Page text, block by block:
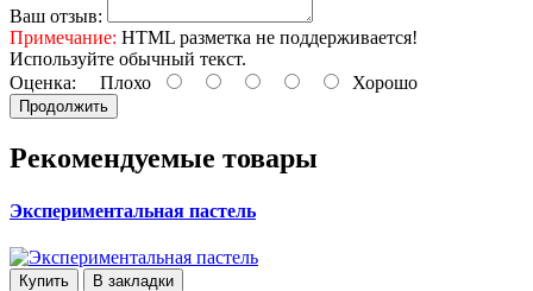
Ваш отзыв:
Примечание: HTML разметка не поддерживается!
Используйте обычный текст.
Оценка: Плохо Хорошо
Продолжить
Рекомендуемые товары
Экспериментальная пастель
Купить В закладки